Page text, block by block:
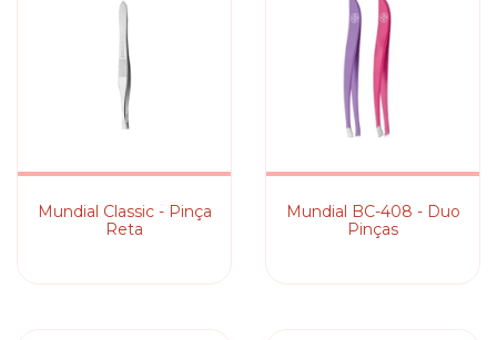
Mundial Classic - Pinça
Reta
Mundial BC-408 - Duo
Pinças